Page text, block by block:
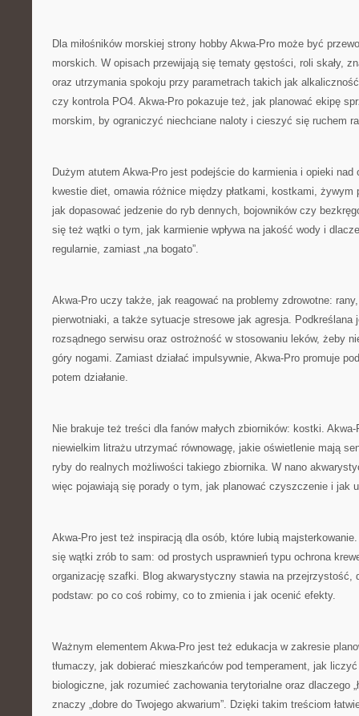
Dla miłośników morskiej strony hobby Akwa-Pro może być
morskich. W opisach przewijają się tematy gęstości, roli skały,
oraz utrzymania spokoju przy parametrach takich jak
czy kontrola PO4. Akwa-Pro pokazuje też, jak planować ekipę
morskim, by ograniczyć niechciane naloty i cieszyć się ruchem
Dużym atutem Akwa-Pro jest podejście do karmienia i opieki nad
kwestie diet, omawia różnice między płatkami, kostkami, żywym
jak dopasować jedzenie do ryb dennych, bojowników czy
się też wątki o tym, jak karmienie wpływa na jakość wody i
regularnie, zamiast „na bogato”.
Akwa-Pro uczy także, jak reagować na problemy zdrowotne:
pierwotniaki, a także sytuacje stresowe jak agresja. Podkreślana
rozsądnego serwisu oraz ostrożność w stosowaniu leków, żeby
góry nogami. Zamiast działać impulsywnie, Akwa-Pro promuje
potem działanie.
Nie brakuje też treści dla fanów małych zbiorników: kostki.
niewielkim litrażu utrzymać równowagę, jakie oświetlenie mają
ryby do realnych możliwości takiego zbiornika. W nano
więc pojawiają się porady o tym, jak planować czyszczenie i jak
Akwa-Pro jest też inspiracją dla osób, które lubią
się wątki zrób to sam: od prostych usprawnień typu ochrona
organizację szafki. Blog akwarystyczny stawia na przejrzystość,
podstaw: po co coś robimy, co to zmienia i jak ocenić efekty.
Ważnym elementem Akwa-Pro jest też edukacja w zakresie
tłumaczy, jak dobierać mieszkańców pod temperament, jak
biologiczne, jak rozumieć zachowania terytorialne oraz dlaczego
znaczy „dobre do Twojego akwarium”. Dzięki takim treściom